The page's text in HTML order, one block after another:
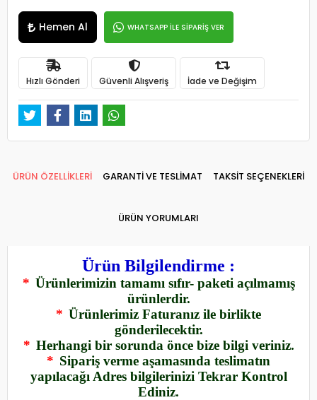
Hemen Al WHATSAPP İLE SİPARİŞ VER
Hızlı Gönderi Güvenli Alışveriş İade ve Değişim
ÜRÜN ÖZELLİKLERİ GARANTİ VE TESLİMAT TAKSİT SEÇENEKLERİ
ÜRÜN YORUMLARI
Ürün Bilgilendirme :
* Ürünlerimizin tamamı sıfır- paketi açılmamış
ürünlerdir.
* Ürünlerimiz Faturanız ile birlikte
gönderilecektir.
* Herhangi bir sorunda önce bize bilgi veriniz.
* Sipariş verme aşamasında teslimatın
yapılacağı Adres bilgilerinizi Tekrar Kontrol
Ediniz.